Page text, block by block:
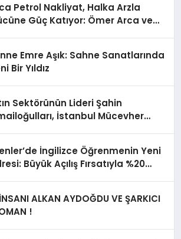
Petrol Nakliyat, Halka Arzla
Güç Katıyor: Ömer Arca ve
Emre Aşık: Sahne Sanatlarında
Bir Yıldız
Sektörünün Lideri Şahin
İstanbul Mücevher
İngilizce Öğrenmenin Yeni
Büyük Açılış Fırsatıyla %20
ALKAN AYDOĞDU VE ŞARKICI
!